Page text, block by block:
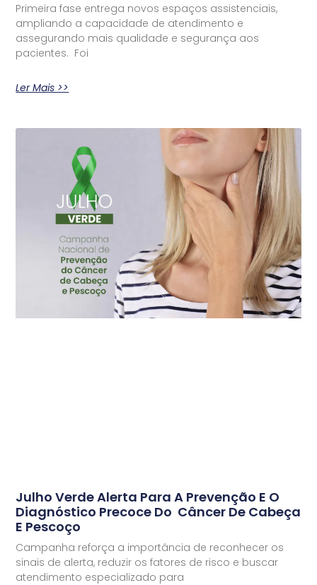
Primeira fase entrega novos espaços assistenciais,
ampliando a capacidade de atendimento e
assegurando mais qualidade e segurança aos
pacientes. Foi
Ler Mais >>
Julho Verde Alerta Para A Prevenção E O
Diagnóstico Precoce Do Câncer De Cabeça
E Pescoço
Campanha reforça a importância de reconhecer os
sinais de alerta, reduzir os fatores de risco e buscar
atendimento especializado para